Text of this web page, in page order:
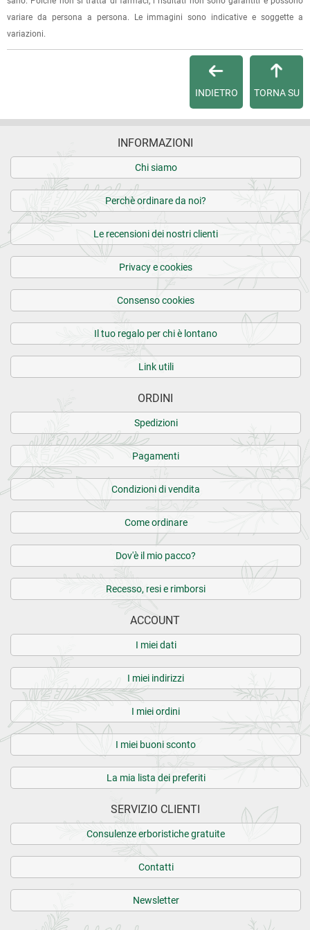
Efficace
eKomi
Per qualsiasi informazione, contattaci via
Condizioni di vendita
variare da persona a persona. Le immagini sono indicative e soggette a
variazioni.
TORNA SU
INDIETRO
INFORMAZIONI
Chi siamo
Perchè ordinare da noi?
Le recensioni dei nostri clienti
Privacy e cookies
Consenso cookies
Il tuo regalo per chi è lontano
Link utili
ORDINI
Spedizioni
Pagamenti
Condizioni di vendita
Come ordinare
Dov'è il mio pacco?
Recesso, resi e rimborsi
ACCOUNT
I miei dati
I miei indirizzi
I miei ordini
I miei buoni sconto
La mia lista dei preferiti
SERVIZIO CLIENTI
Consulenze erboristiche gratuite
Contatti
Newsletter